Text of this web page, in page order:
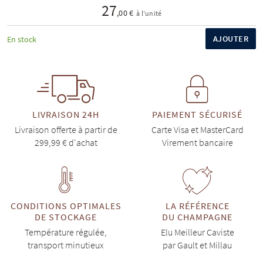
27,00 € à l'unité
En stock AJOUTER
LIVRAISON 24H
Livraison offerte à partir de
299,99 € d'achat
PAIEMENT SÉCURISÉ
Carte Visa et MasterCard
Virement bancaire
CONDITIONS OPTIMALES
DE STOCKAGE
Température régulée,
transport minutieux
LA RÉFÉRENCE
DU CHAMPAGNE
Elu Meilleur Caviste
par Gault et Millau